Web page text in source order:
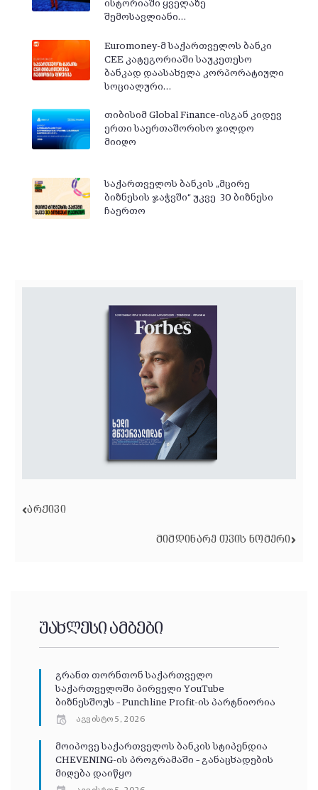
ისტორიაში ყველაზე
შემოსავლიანი…
Euromoney-მ საქართველოს ბანკი
CEE კატეგორიაში საუკეთესო
ბანკად დაასახელა კორპორატიული
სოციალური…
თიბისიმ Global Finance-ისგან კიდევ
ერთი საერთაშორისო ჯილდო
მიიღო
საქართველოს ბანკის „მცირე
ბიზნესის ჯაჭვში“ უკვე 30 ბიზნესი
ჩაერთო
ᲐᲠᲥᲘᲕᲘ
ᲛᲘᲛᲓᲘᲜᲐᲠᲔ ᲗᲕᲘᲡ ᲜᲝᲛᲔᲠᲘ
უახლესი ამბები
გრანთ თორნთონ საქართველო
საქართველოში პირველი YouTube
ბიზნესშოუს – Punchline Profit-ის პარტნიორია
აგვისტო 5, 2026
მოიპოვე საქართველოს ბანკის სტიპენდია
CHEVENING-ის პროგრამაში – განაცხადების
მიღება დაიწყო